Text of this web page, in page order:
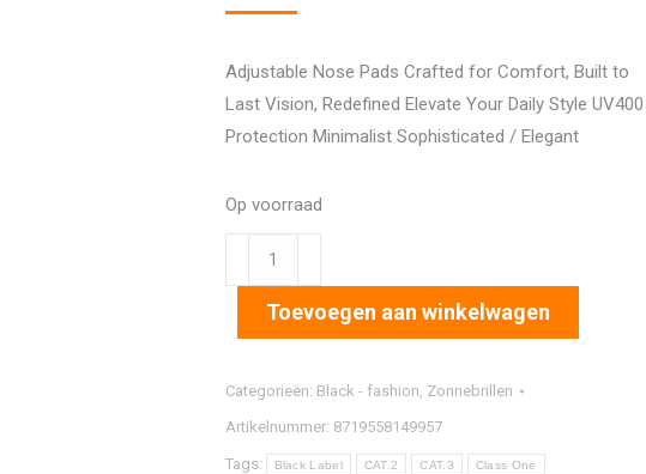
Adjustable Nose Pads Crafted for Comfort, Built to
Last Vision, Redefined Elevate Your Daily Style UV400
Protection Minimalist Sophisticated / Elegant
Op voorraad
aantal
Toevoegen aan winkelwagen
Categorieën: Black - fashion, Zonnebrillen
Artikelnummer: 8719558149957
Tags: Black Label CAT.2 CAT.3 Class One